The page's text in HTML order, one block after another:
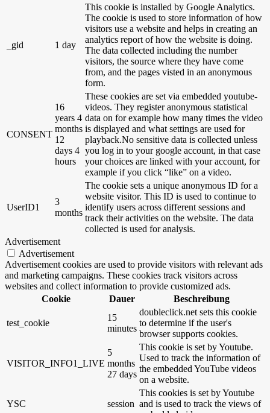
_gid 1 day
This cookie is installed by Google Analytics.
The cookie is used to store information of how
visitors use a website and helps in creating an
analytics report of how the website is doing.
The data collected including the number
visitors, the source where they have come
from, and the pages visted in an anonymous
form.
CONSENT
16
years 4
months
12
days 4
hours
These cookies are set via embedded youtube-
videos. They register anonymous statistical
data on for example how many times the video
is displayed and what settings are used for
playback.No sensitive data is collected unless
you log in to your google account, in that case
your choices are linked with your account, for
example if you click “like” on a video.
UserID1
3
months
The cookie sets a unique anonymous ID for a
website visitor. This ID is used to continue to
identify users across different sessions and
track their activities on the website. The data
collected is used for analysis.
Advertisement
Advertisement
Advertisement cookies are used to provide visitors with relevant ads
and marketing campaigns. These cookies track visitors across
websites and collect information to provide customized ads.
Cookie
Dauer Beschreibung
test_cookie
15
minutes
doubleclick.net sets this cookie
to determine if the user's
browser supports cookies.
VISITOR_INFO1_LIVE
5
months
27 days
This cookie is set by Youtube.
Used to track the information of
the embedded YouTube videos
on a website.
YSC session
This cookies is set by Youtube
and is used to track the views of